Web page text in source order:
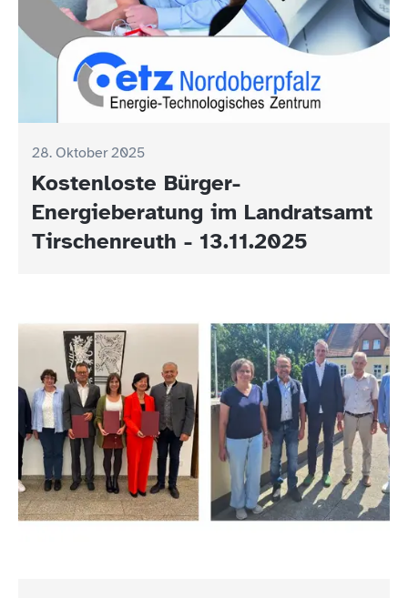
28. Oktober 2025
Kostenloste Bürger-
Energieberatung im Landratsamt
Tirschenreuth - 13.11.2025